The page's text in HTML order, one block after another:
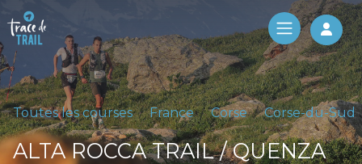
Log
Toutes les courses France Corse Corse-du-Sud
ALTA ROCCA TRAIL / QUENZA